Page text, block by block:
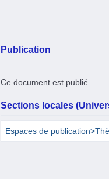
Publication
Ce document est publié.
Sections locales
Espaces de